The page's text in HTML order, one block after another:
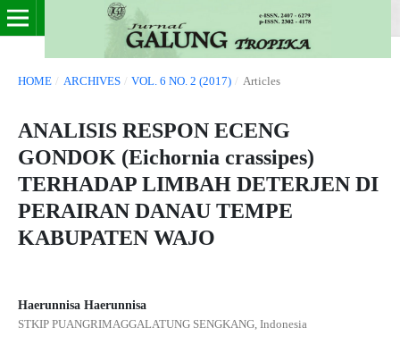
HOME / ARCHIVES / VOL. 6 NO. 2 (2017) / Articles
ANALISIS RESPON ECENG
GONDOK (Eichornia crassipes)
TERHADAP LIMBAH DETERJEN DI
PERAIRAN DANAU TEMPE
KABUPATEN WAJO
Haerunnisa Haerunnisa
STKIP PUANGRIMAGGALATUNG SENGKANG, Indonesia